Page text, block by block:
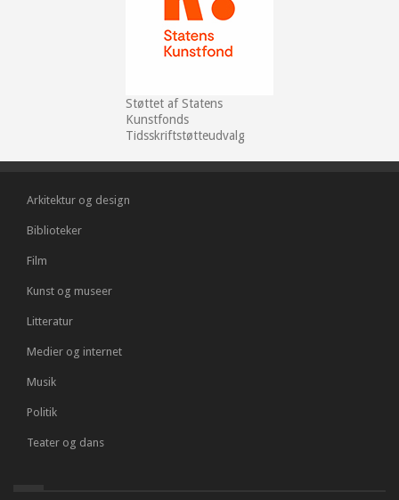
Støttet af Statens
Kunstfonds
Tidsskriftstøtteudvalg
Arkitektur og design
Biblioteker
Film
Kunst og museer
Litteratur
Medier og internet
Musik
Politik
Teater og dans